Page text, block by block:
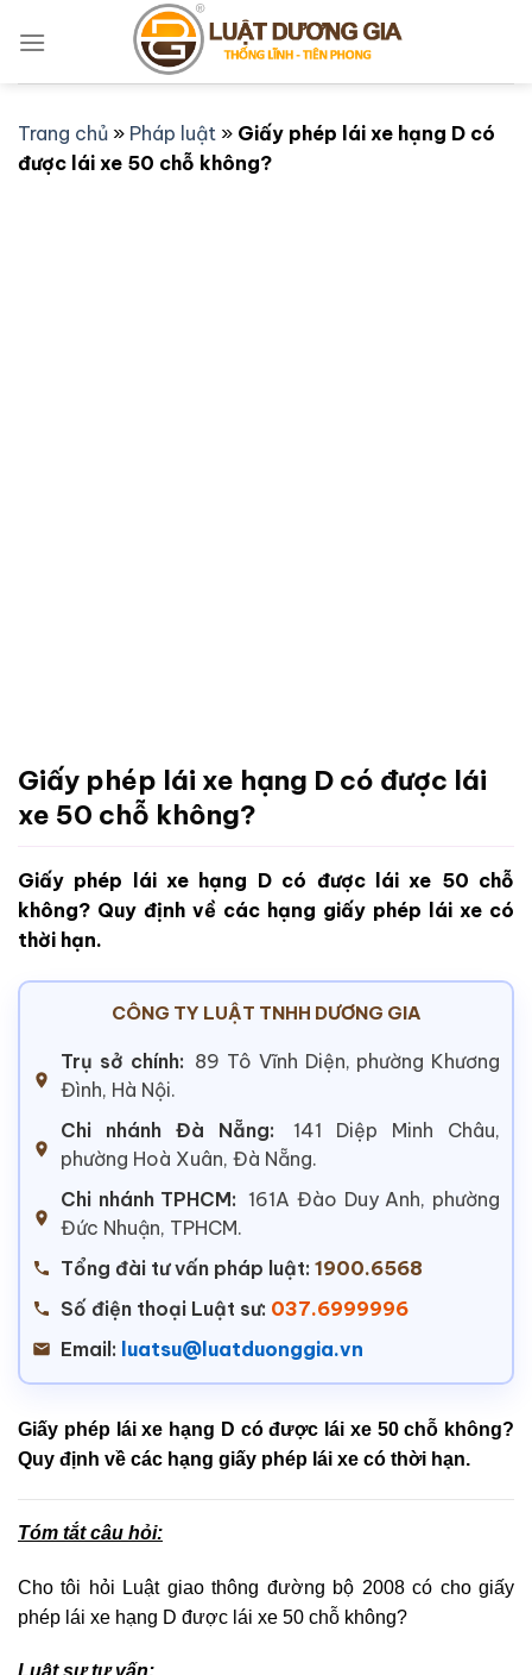
qua
Trang chủ » Pháp luật » Giấy phép lái xe hạng D có
được lái xe 50 chỗ không?
Giấy phép lái xe hạng D có được lái
xe 50 chỗ không?
Giấy phép lái xe hạng D có được lái xe 50 chỗ
không? Quy định về các hạng giấy phép lái xe có
thời hạn.
CÔNG TY LUẬT TNHH DƯƠNG GIA
Trụ sở chính: 89 Tô Vĩnh Diện, phường Khương
Đình, Hà Nội.
Chi nhánh Đà Nẵng:
141 Diệp Minh Châu,
phường Hoà Xuân, Đà Nẵng.
Chi nhánh TPHCM: 161A Đào Duy Anh, phường
Đức Nhuận, TPHCM.
Tổng đài tư vấn pháp luật: 1900.6568
Số điện thoại Luật sư: 037.6999996
Email: luatsu@luatduonggia.vn
Giấy phép lái xe hạng D có được lái xe 50 chỗ không?
Quy định về các hạng giấy phép lái xe có thời hạn.
Tóm tắt câu hỏi:
Cho tôi hỏi Luật giao thông đường bộ 2008 có cho giấy
phép lái xe hạng D được lái xe 50 chỗ không?